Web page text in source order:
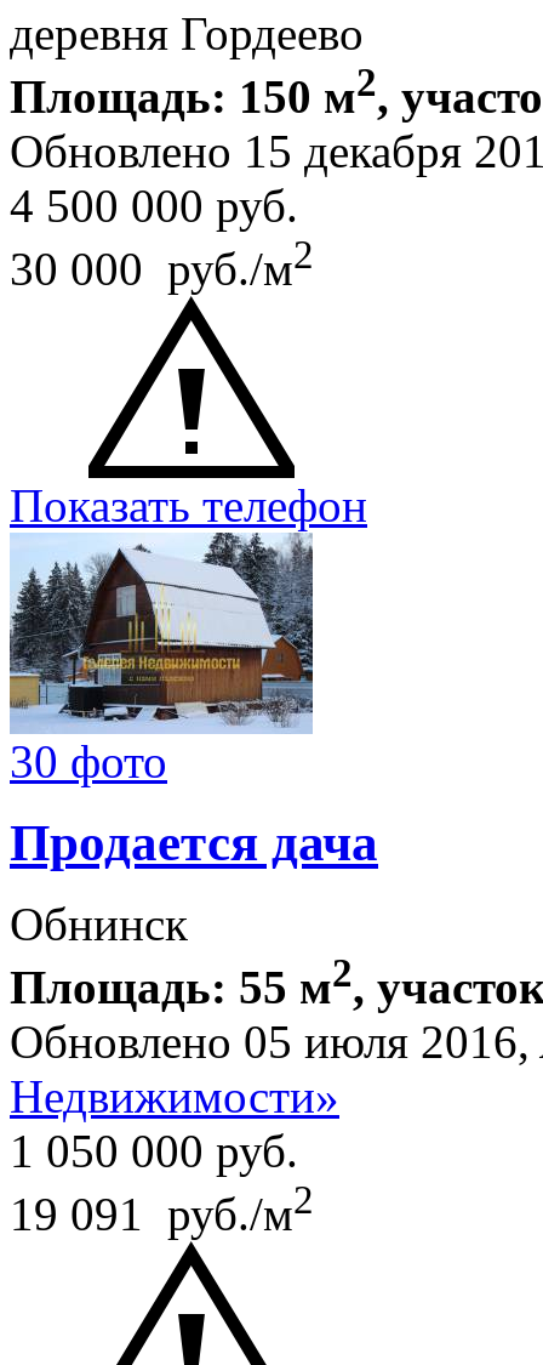
деревня Гордеево
Площадь: 150 м2,
Обновлено 15 декабря
4 500 000 руб.
30 000 руб./м2
Показать телефон
30 фото
Продается дача
Обнинск
Площадь: 55 м2,
Обновлено 05 июля 2016,
Недвижимости»
1 050 000 руб.
19 091 руб./м2